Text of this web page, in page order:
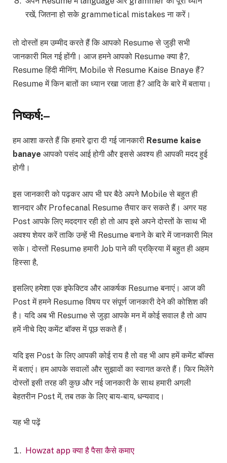
रखें, जितना हो सके grammetical mistakes ना करें।
तो दोस्तों हम उम्मीद करते हैं कि आपको Resume से जुड़ी सभी
जानकारी मिल गई होंगी। आज हमने आपको Resume क्या है?,
Resume हिंदी मीनिंग, Mobile से Resume Kaise Bnaye हैं?
Resume में किन बातों का ध्यान रखा जाता है? आदि के बारे में बताया।
निष्कर्ष:–
हम आशा करते हैं कि हमारे द्वारा दी गई जानकारी Resume kaise
banaye आपको पसंद आई होगी और इससे अवश्य ही आपकी मदद हुई
होगी।
इस जानकारी को पढ़कर आप भी घर बैठे अपने Mobile से बहुत ही
शानदार और Profecanal Resume तैयार कर सकते हैं। अगर यह
Post आपके लिए मददगार रही हो तो आप इसे अपने दोस्तों के साथ भी
अवश्य शेयर करें ताकि उन्हें भी Resume बनाने के बारे में जानकारी मिल
सके। दोस्तों Resume हमारी Job पाने की प्रक्रिया में बहुत ही अहम
हिस्सा है,
इसलिए हमेशा एक इफेक्टिव और आकर्षक Resume बनाएं। आज की
Post में हमने Resume विषय पर संपूर्ण जानकारी देने की कोशिश की
है। यदि अब भी Resume से जुड़ा आपके मन में कोई सवाल है तो आप
हमें नीचे दिए कमेंट बॉक्स में पूछ सकते हैं।
यदि इस Post के लिए आपकी कोई राय है तो वह भी आप हमें कमेंट बॉक्स
में बताएं। हम आपके सवालों और सुझावों का स्वागत करते हैं। फिर मिलेंगे
दोस्तों इसी तरह की कुछ और नई जानकारी के साथ हमारी अगली
बेहतरीन Post में, तब तक के लिए बाय-बाय, धन्यवाद।
यह भी पढ़ें
Howzat app क्या है पैसा कैसे कमाए